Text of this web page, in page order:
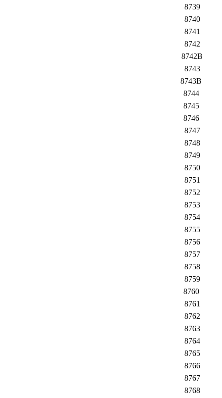
8739
8740
8741
8742
8742B
8743
8743B
8744
8745
8746
8747
8748
8749
8750
8751
8752
8753
8754
8755
8756
8757
8758
8759
8760
8761
8762
8763
8764
8765
8766
8767
8768